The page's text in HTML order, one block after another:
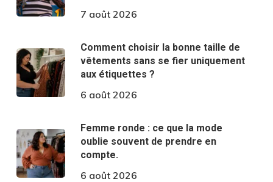
7 août 2026
Comment choisir la bonne taille de
vêtements sans se fier uniquement
aux étiquettes ?
6 août 2026
Femme ronde : ce que la mode
oublie souvent de prendre en
compte.
6 août 2026